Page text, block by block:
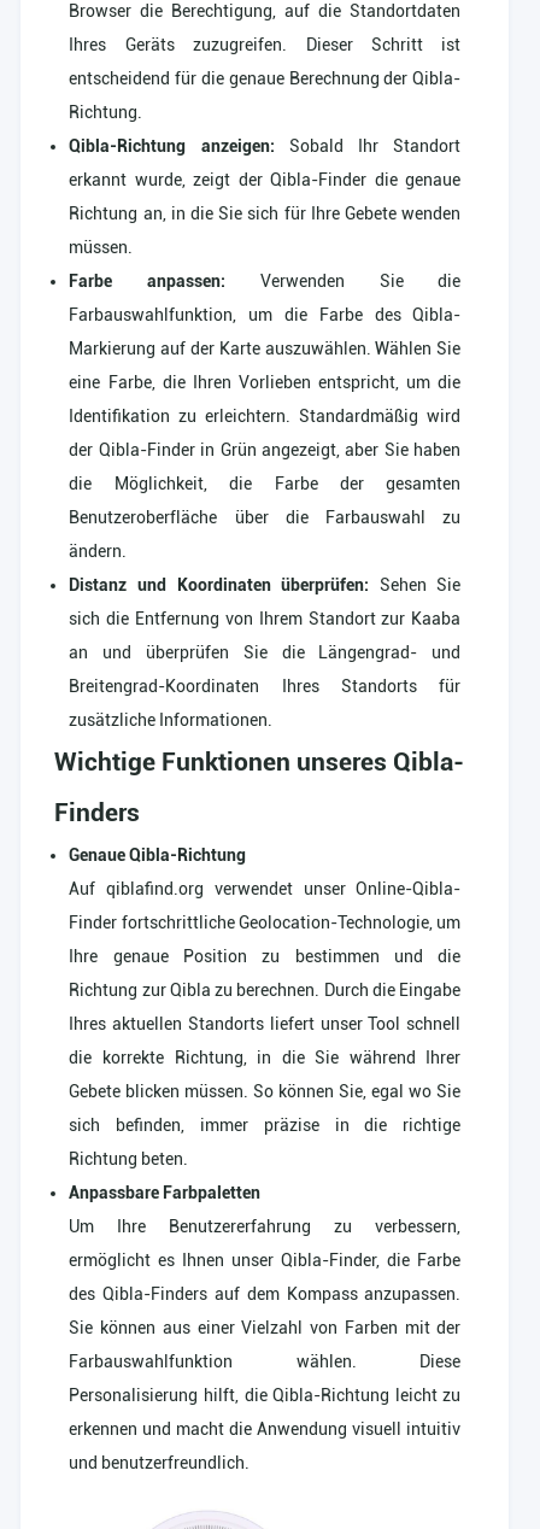
Browser die Berechtigung, auf die Standortdaten
Ihres Geräts zuzugreifen. Dieser Schritt ist
entscheidend für die genaue Berechnung der Qibla-
Richtung.
Qibla-Richtung anzeigen: Sobald Ihr Standort
erkannt wurde, zeigt der Qibla-Finder die genaue
Richtung an, in die Sie sich für Ihre Gebete wenden
müssen.
Farbe anpassen: Verwenden Sie die
Farbauswahlfunktion, um die Farbe des Qibla-
Markierung auf der Karte auszuwählen. Wählen Sie
eine Farbe, die Ihren Vorlieben entspricht, um die
Identifikation zu erleichtern. Standardmäßig wird
der Qibla-Finder in Grün angezeigt, aber Sie haben
die Möglichkeit, die Farbe der gesamten
Benutzeroberfläche über die Farbauswahl zu
ändern.
Distanz und Koordinaten überprüfen: Sehen Sie
sich die Entfernung von Ihrem Standort zur Kaaba
an und überprüfen Sie die Längengrad- und
Breitengrad-Koordinaten Ihres Standorts für
zusätzliche Informationen.
Wichtige Funktionen unseres Qibla-
Finders
Genaue Qibla-Richtung
Auf qiblafind.org verwendet unser Online-Qibla-
Finder fortschrittliche Geolocation-Technologie, um
Ihre genaue Position zu bestimmen und die
Richtung zur Qibla zu berechnen. Durch die Eingabe
Ihres aktuellen Standorts liefert unser Tool schnell
die korrekte Richtung, in die Sie während Ihrer
Gebete blicken müssen. So können Sie, egal wo Sie
sich befinden, immer präzise in die richtige
Richtung beten.
Anpassbare Farbpaletten
Um Ihre Benutzererfahrung zu verbessern,
ermöglicht es Ihnen unser Qibla-Finder, die Farbe
des Qibla-Finders auf dem Kompass anzupassen.
Sie können aus einer Vielzahl von Farben mit der
Farbauswahlfunktion wählen. Diese
Personalisierung hilft, die Qibla-Richtung leicht zu
erkennen und macht die Anwendung visuell intuitiv
und benutzerfreundlich.